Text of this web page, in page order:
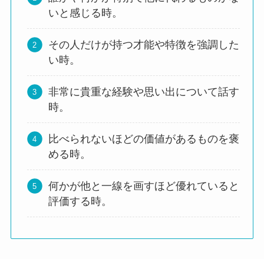
破釜沈船(はふちんせん)の正しい意味と使い方
５選！例文もわかりやすく解説
色眼鏡（いろめがね） とは？意味や使い方例文
をわかりやすく解説
一刀両断(いっとうりょうだん)とは？意味や使
い方例文をわかりやすく解説
起死回生(きしかいせい)の意味とは？使い方例
文もやさしく解説
いと感じる時。
その人だけが持つ才能や特徴を強調した
い時。
非常に貴重な経験や思い出について話す
時。
比べられないほどの価値があるものを褒
める時。
何かが他と一線を画すほど優れていると
評価する時。